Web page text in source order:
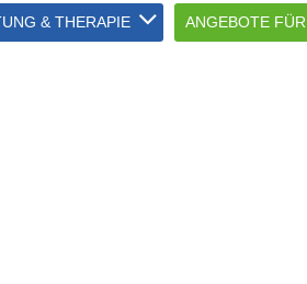
& THERAPIE ANGEBOTE